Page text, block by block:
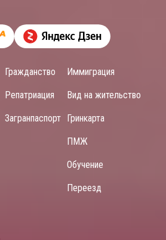
Гражданство
Репатриация
Загранпаспорт
Иммиграция
Вид на жительство
Гринкарта
ПМЖ
Обучение
Переезд